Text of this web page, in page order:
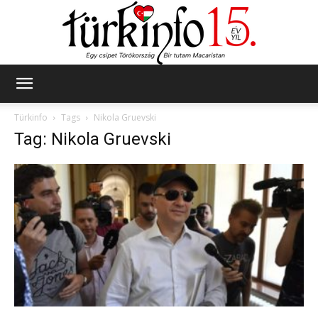
Türkinfo
Tags Nikola Gruevski
Tag: Nikola Gruevski